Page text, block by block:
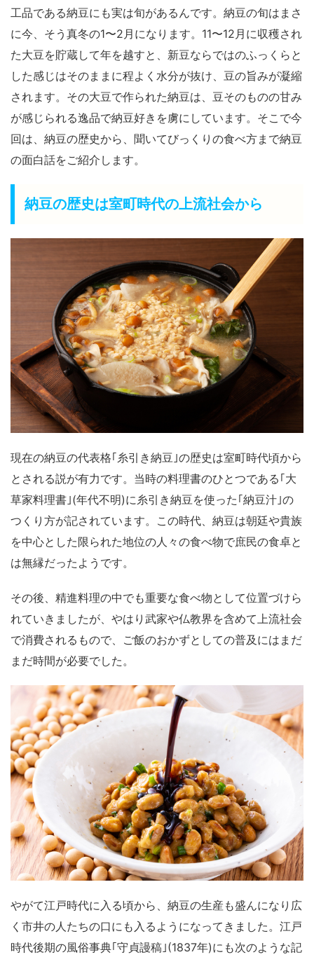
工品である納豆にも実は旬があるんです。納豆の旬はまさ
に今、そう真冬の1〜2月になります。11〜12月に収穫され
た大豆を貯蔵して年を越すと、新豆ならではのふっくらと
した感じはそのままに程よく水分が抜け、豆の旨みが凝縮
されます。その大豆で作られた納豆は、豆そのものの甘み
が感じられる逸品で納豆好きを虜にしています。そこで今
回は、納豆の歴史から、聞いてびっくりの食べ方まで納豆
の面白話をご紹介します。
納豆の歴史は室町時代の上流社会から
現在の納豆の代表格｢糸引き納豆｣の歴史は室町時代頃から
とされる説が有力です。当時の料理書のひとつである｢大
草家料理書｣(年代不明)に糸引き納豆を使った｢納豆汁｣の
つくり方が記されています。この時代、納豆は朝廷や貴族
を中心とした限られた地位の人々の食べ物で庶民の食卓と
は無縁だったようです。
その後、精進料理の中でも重要な食べ物として位置づけら
れていきましたが、やはり武家や仏教界を含めて上流社会
で消費されるもので、ご飯のおかずとしての普及にはまだ
まだ時間が必要でした。
やがて江戸時代に入る頃から、納豆の生産も盛んになり広
く市井の人たちの口にも入るようになってきました。江戸
時代後期の風俗事典｢守貞謾稿｣(1837年)にも次のような記